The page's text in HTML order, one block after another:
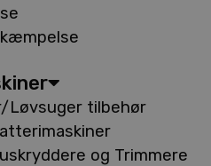
Løvsuger tilbehør
og Trimmere